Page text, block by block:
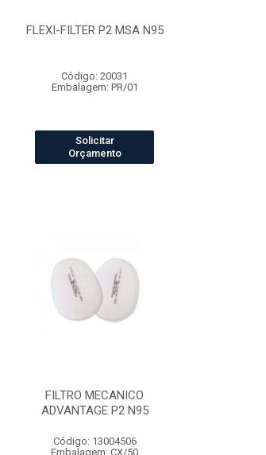
FLEXI-FILTER P2 MSA N95
Código: 20031
Embalagem: PR/01
Solicitar
Orçamento
FILTRO MECANICO
ADVANTAGE P2 N95
Código: 13004506
Embalagem: CX/50